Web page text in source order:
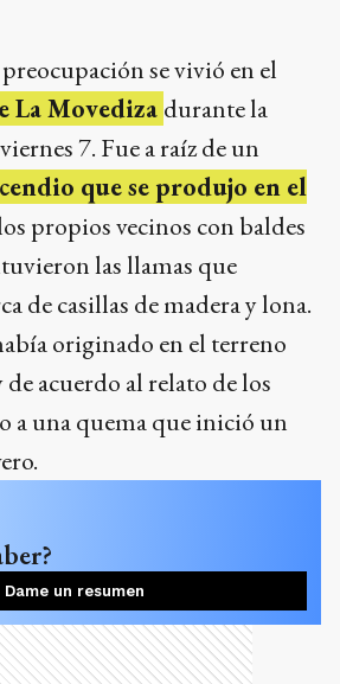
se vivió en el
La Movediza durante la
7. Fue a raíz de un
que se produjo en el
propios vecinos con baldes
las llamas que
de casillas de madera y lona.
originado en el terreno
acuerdo al relato de los
a una quema que inició un
Dame un resumen